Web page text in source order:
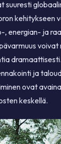
suuresti
kehitykseen
energian- ja
ja
ovat
keskellä.